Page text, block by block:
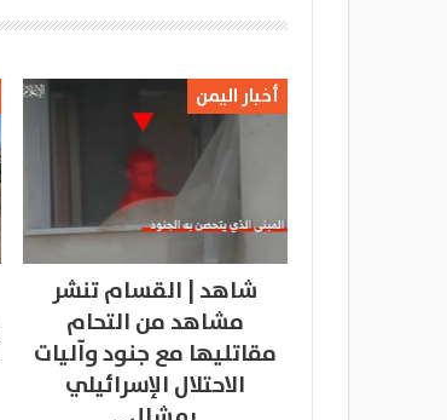
أخبار اليمن
شاهد | القسام تنشر
مشاهد من التحام
مقاتليها مع جنود وآليات
الاحتلال الإسرائيلي